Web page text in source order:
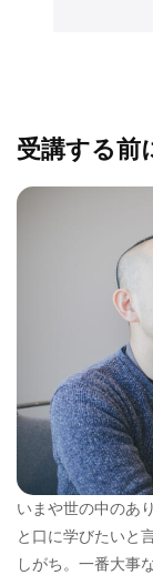
受講する前
いまや世の中のあ
と口に学びたいと
しがち。一番大事